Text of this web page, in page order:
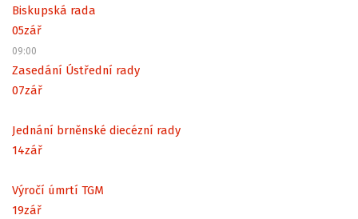
Biskupská rada
05zář
09:00
Zasedání Ústřední rady
07zář
Jednání brněnské diecézní rady
14zář
Výročí úmrtí TGM
19zář